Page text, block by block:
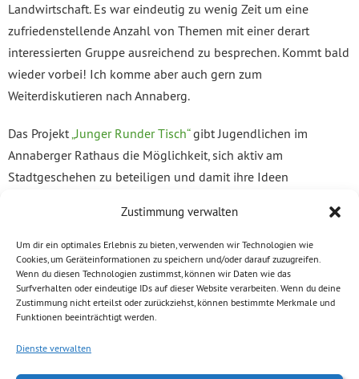
Zustimmung verwalten
Um dir ein optimales Erlebnis zu bieten, verwenden wir Technologien wie
Cookies, um Geräteinformationen zu speichern und/oder darauf zuzugreifen.
Wenn du diesen Technologien zustimmst, können wir Daten wie das
Surfverhalten oder eindeutige IDs auf dieser Website verarbeiten. Wenn du deine
Zustimmung nicht erteilst oder zurückziehst, können bestimmte Merkmale und
Funktionen beeinträchtigt werden.
Dienste verwalten
Landwirtschaft. Es war eindeutig zu wenig Zeit um eine
zufriedenstellende Anzahl von Themen mit einer derart
interessierten Gruppe ausreichend zu besprechen. Kommt bald
wieder vorbei! Ich komme aber auch gern zum
Weiterdiskutieren nach Annaberg.
Das Projekt„Junger Runder Tisch“gibt Jugendlichen im
Annaberger Rathaus die Möglichkeit, sich aktiv am
Stadtgeschehen zu beteiligen und damit ihre Ideen
Jugendlichen für Jugendliche“.
Ihr habt ebenfalls Interesse an einem
Landtagsbesuch?
Mich besuchen regelmäßig Gruppen im Landtag. Melden Sie
chemnitz@volkmar-zschocke.de oder besuchen Sie die